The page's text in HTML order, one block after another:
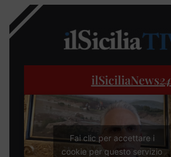
ilSiciliaNews24
Fai clic per accettare i
cookie per questo servizio